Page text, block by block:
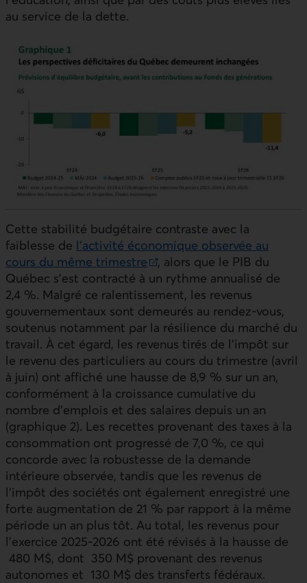
au service de la dette.
Cette stabilité budgétaire contraste avec la
faiblesse de l’activité économique observée au
cours du même trimestre
Lien externe au site.
, alors que le PIB du
Québec s’est contracté à un rythme annualisé de
2,4 %. Malgré ce ralentissement, les revenus
gouvernementaux sont demeurés au rendez‑vous,
soutenus notamment par la résilience du marché du
travail. À cet égard, les revenus tirés de l’impôt sur
le revenu des particuliers au cours du trimestre (avril
à juin) ont affiché une hausse de 8,9 % sur un an,
conformément à la croissance cumulative du
nombre d’emplois et des salaires depuis un an
(graphique 2). Les recettes provenant des taxes à la
consommation ont progressé de 7,0 %, ce qui
concorde avec la robustesse de la demande
intérieure observée, tandis que les revenus de
l’impôt des sociétés ont également enregistré une
forte augmentation de 21 % par rapport à la même
période un an plus tôt. Au total, les revenus pour
l’exercice 2025‑2026 ont été révisés à la hausse de
480 M$, dont 350 M$ provenant des revenus
autonomes et 130 M$ des transferts fédéraux.